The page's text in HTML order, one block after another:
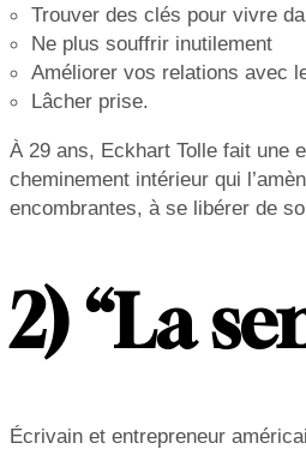
Trouver des clés pour vivre
Ne plus souffrir inutilement
Améliorer vos relations avec
Lâcher prise.
À 29 ans, Eckhart Tolle fait une
cheminement intérieur qui
encombrantes, à se libérer de
2) “La
Écrivain et entrepreneur